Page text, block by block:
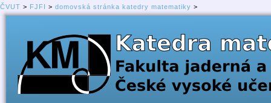
ČVUT > FJFI > domovská stránka katedry matematiky >